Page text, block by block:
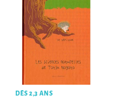
DÈS 2,3 ANS